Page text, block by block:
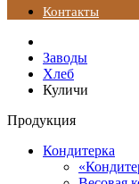
Контакты
Заводы
Хлеб
Куличи
Продукция
Кондитерка